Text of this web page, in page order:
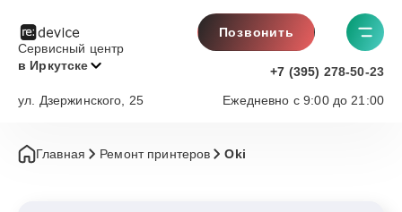
Сервисный центр
в Иркутске
Позвонить
+7 (395) 278-50-23
Ежедневно с 9:00 до 21:00
ул. Дзержинского, 25
Главная Ремонт принтеров Oki